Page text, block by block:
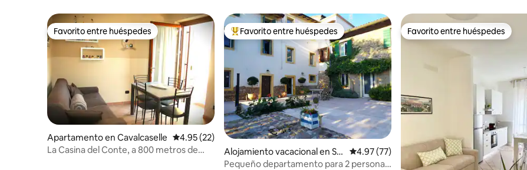
Favorito entre huéspedes
Favorito entre huéspedes
Apartamento en Cavalcaselle Calificación promedio: 4.95 de 5, 22 reseñas
4.95 (22)
La Casina del Conte, a 800 metros de
Favorito entre huéspedes preferido
Favorito entre huéspedes
Alojamiento vacacional en So
na
Calificación promedio: 4.97 de 5, 77 reseñas
4.97 (77)
Pequeño departamento para 2 personas
Favorito entre huéspedes
Favorito entre huéspedes